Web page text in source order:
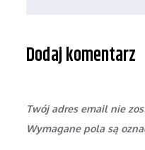
Dodaj komentarz
Twój adres email nie
Wymagane pola są